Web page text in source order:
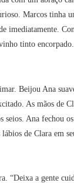
Marcos tinha
imediatamente.
tinto
Beijou Ana
As mãos de
seios. Ana fechou
de Clara em
“Deixa a gente